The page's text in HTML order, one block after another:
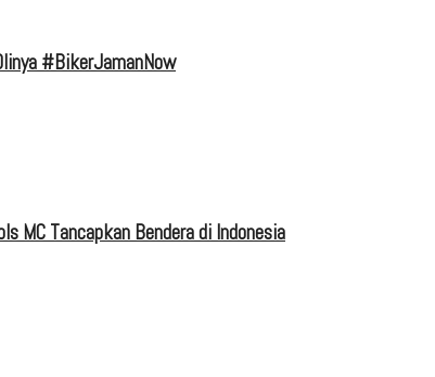
#BikerJamanNow
MC Tancapkan Bendera di Indonesia